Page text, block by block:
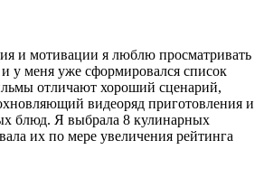
и мотивации я люблю просматривать
у меня уже сформировался список
отличают хороший сценарий,
видеоряд приготовления и
блюд. Я выбрала 8 кулинарных
их по мере увеличения рейтинга